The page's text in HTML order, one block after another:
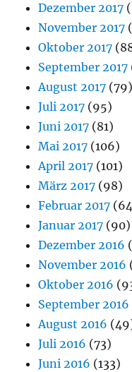
Dezember 2017
November 2017
Oktober 2017
September 2017
August 2017 (79)
Juli 2017 (95)
Juni 2017 (81)
Mai 2017 (106)
April 2017 (101)
März 2017 (98)
Februar 2017
Januar 2017 (90)
Dezember 2016
November 2016
Oktober 2016
September 2016
August 2016
Juli 2016 (73)
Juni 2016 (133)